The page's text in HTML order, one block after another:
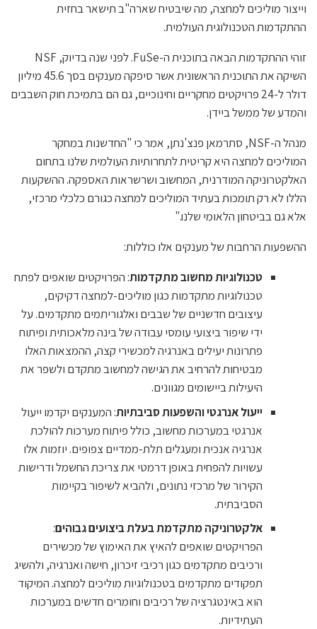
וייצור מוליכים למחצה, מה שיבטיח שארה"ב תישאר בחזית
ההתקדמות הטכנולוגית העולמית.
זוהי ההתקדמות הבאה בתוכנית ה-FuSe. לפני שנה בדיוק, NSF
השיקה את התוכנית הראשונית אשר סיפקה מענקים בסך 45.6 מיליון
דולר ל-24 פרויקטים מחקריים וחינוכיים, גם הם בתמיכת חוק השבבים
והמדע של ממשל ביידן.
מנהל ה-NSF, סתרמאן פנצ'נתן, אמר כי "החדשנות במחקר
המוליכים למחצה היא קריטית לתחרותיות העולמית שלנו בתחום
האלקטרוניקה המודרנית, המחשוב ושרשראות האספקה. ההשקעות
הללו לא רק תומכות בעתיד המוליכים למחצה כגורם כלכלי מרכזי,
אלא גם בביטחון הלאומי שלנו."
ההשפעות הרחבות של מענקים אלו כוללות:
טכנולוגיות מחשוב מתקדמות: הפרויקטים שואפים לפתח
טכנולוגיות מתקדמות כגון מוליכים-למחצה דקיקים,
עיצובים חדשניים של שבבים ואלגוריתמים מתקדמים. על
ידי שיפור ביצועי עומסי עבודה של בינה מלאכותית ופיתוח
פתרונות יעילים באנרגיה למכשירי קצה, ההמצאות האלו
מבטיחות להרחיב את הגישה למחשוב מתקדם ולשפר את
היעילות ביישומים מגוונים.
ייעול אנרגטי והשפעות סביבתיות: המענקים יקדמו ייעול
אנרגטי במערכות מחשוב, כולל פיתוח מערכות להולכת
אנרגיה אנכית ומעגלים תלת-ממדיים צפופים. יוזמות אלו
עשויות להפחית באופן דרמטי את צריכת החשמל ודרישות
הקירור של מרכזי נתונים, ולהביא לשיפור בקיימות
הסביבתית.
אלקטרוניקה מתקדמת בעלת ביצועים גבוהים:
הפרויקטים שואפים להאיץ את האימוץ של מכשירים
ורכיבים מתקדמים כגון רכיבי זיכרון, חישה ואנרגיה, ולהשיג
תפקודים מתקדמים בטכנולוגיות מוליכים למחצה. המיקוד
הוא באינטגרציה של רכיבים וחומרים חדשים במערכות
העתידיות.